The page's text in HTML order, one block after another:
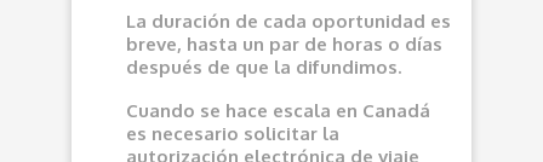
La duración de cada oportunidad es
breve, hasta un par de horas o días
después de que la difundimos.
Cuando se hace escala en Canadá
es necesario solicitar la
autorización electrónica de viaje